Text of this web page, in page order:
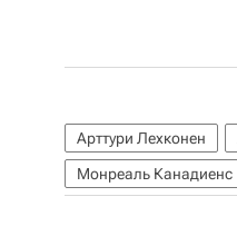
Арттури Лехконен
Монреаль Канадиенс